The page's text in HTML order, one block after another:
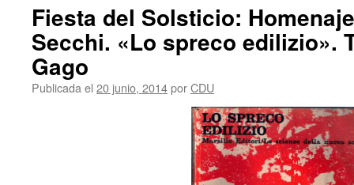
Fiesta del Solsticio:
Secchi. «Lo spreco edilizio».
Gago
Publicada el 20 junio, 2014porCDU